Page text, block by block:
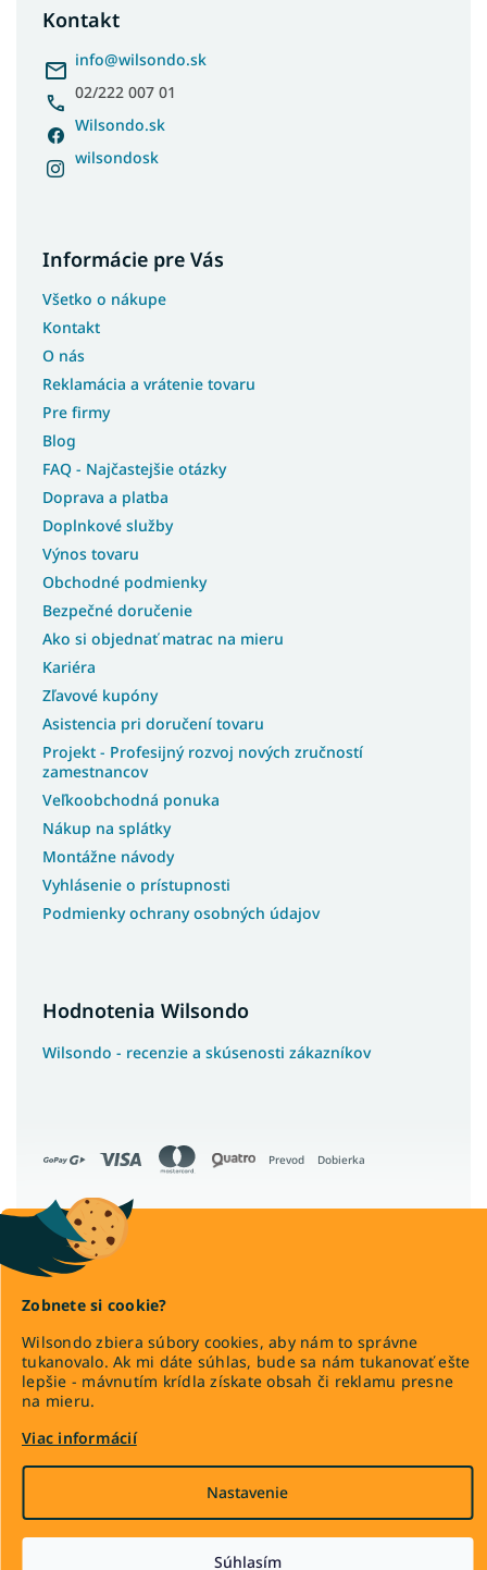
Zobnete si cookie?
Wilsondo zbiera súbory cookies, aby nám to správne
tukanovalo. Ak mi dáte súhlas, bude sa nám tukanovať ešte
lepšie - mávnutím krídla získate obsah či reklamu presne
na mieru.
Viac informácií
Nastavenie
Súhlasím
Kontakt
info@wilsondo.sk
02/222 007 01
Wilsondo.sk
wilsondosk
Informácie pre Vás
Všetko o nákupe
Kontakt
O nás
Reklamácia a vrátenie tovaru
Pre firmy
Blog
FAQ - Najčastejšie otázky
Doprava a platba
Doplnkové služby
Výnos tovaru
Obchodné podmienky
Bezpečné doručenie
Ako si objednať matrac na mieru
Kariéra
Zľavové kupóny
Asistencia pri doručení tovaru
Projekt - Profesijný rozvoj nových zručností
zamestnancov
Veľkoobchodná ponuka
Nákup na splátky
Montážne návody
Vyhlásenie o prístupnosti
Podmienky ochrany osobných údajov
Hodnotenia Wilsondo
Wilsondo - recenzie a skúsenosti zákazníkov
Prevod Dobierka
Copyright 2026
Wilsondo.sk
Upraviť nastavenie cookies